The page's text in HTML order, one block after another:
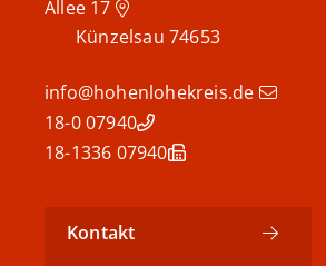
74653
Künzelsau
info@hohenlohekreis.de
07940 18-0
07940 18-1336
Kontakt